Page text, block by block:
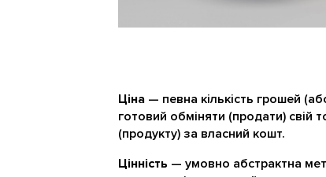
Ціна — певна кількість грошей
готовий обміняти (продати) свій
(продукту) за власний кошт.
Цінність — умовно абстрактна